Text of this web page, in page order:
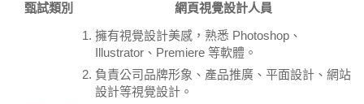
甄試類別 網頁視覺設計人員
擁有視覺設計美感，熟悉 Photoshop、
Illustrator、Premiere 等軟體。
負責公司品牌形象、產品推廣、平面設計、網站
設計等視覺設計。